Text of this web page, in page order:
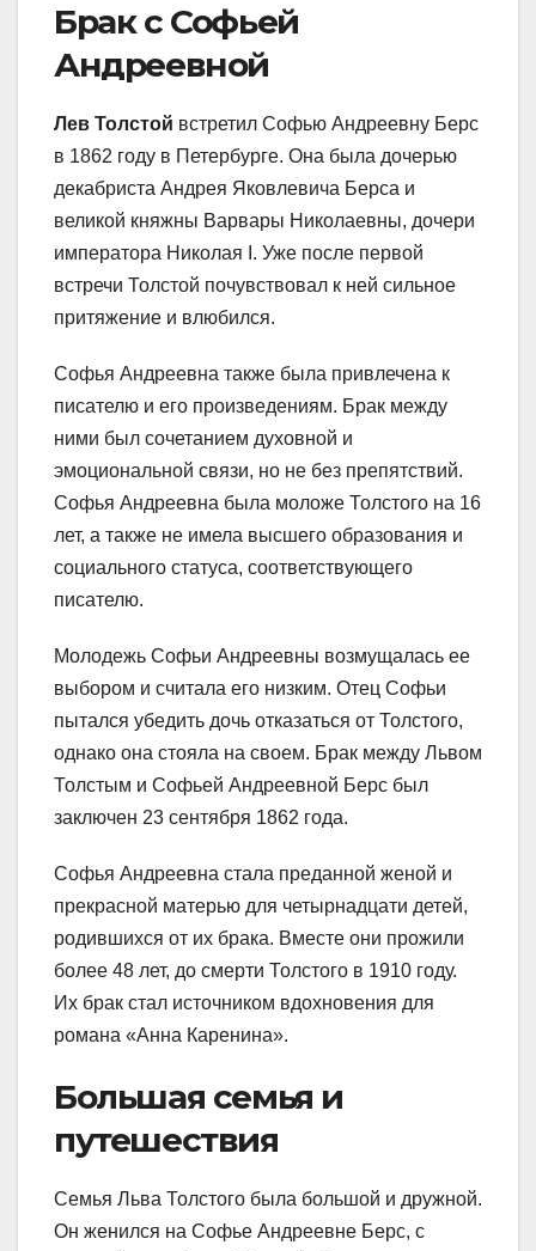
Брак с Софьей
Андреевной
Лев Толстой встретил Софью Андреевну Берс
в 1862 году в Петербурге. Она была дочерью
декабриста Андрея Яковлевича Берса и
великой княжны Варвары Николаевны, дочери
императора Николая I. Уже после первой
встречи Толстой почувствовал к ней сильное
притяжение и влюбился.
Софья Андреевна также была привлечена к
писателю и его произведениям. Брак между
ними был сочетанием духовной и
эмоциональной связи, но не без препятствий.
Софья Андреевна была моложе Толстого на 16
лет, а также не имела высшего образования и
социального статуса, соответствующего
писателю.
Молодежь Софьи Андреевны возмущалась ее
выбором и считала его низким. Отец Софьи
пытался убедить дочь отказаться от Толстого,
однако она стояла на своем. Брак между Львом
Толстым и Софьей Андреевной Берс был
заключен 23 сентября 1862 года.
Софья Андреевна стала преданной женой и
прекрасной матерью для четырнадцати детей,
родившихся от их брака. Вместе они прожили
более 48 лет, до смерти Толстого в 1910 году.
Их брак стал источником вдохновения для
романа «Анна Каренина».
Большая семья и
путешествия
Семья Льва Толстого была большой и дружной.
Он женился на Софье Андреевне Берс, с